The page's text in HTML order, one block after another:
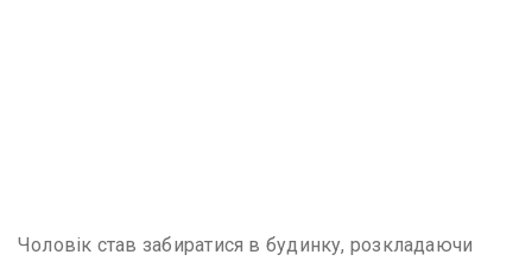
Чоловік став забиратися в будинку, розкладаючи